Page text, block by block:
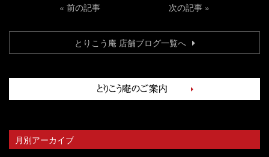
« 前の記事 次の記事 »
とりこう庵 店舗ブログ一覧へ
月別アーカイブ